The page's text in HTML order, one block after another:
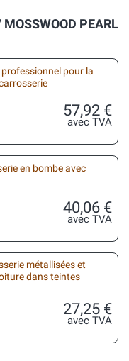
PEARL
pour la
57,92 €
avec TVA
en bombe avec
40,06 €
avec TVA
métallisées et
dans teintes
27,25 €
avec TVA